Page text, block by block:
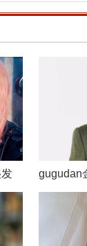
gugudan